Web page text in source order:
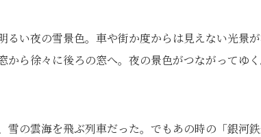
い夜の雪景色。車や街か度からは見えない光景が
から徐々に後ろの窓へ。夜の景色がつながってゆ
雪の雲海を飛ぶ列車だった。でもあの時の「銀河